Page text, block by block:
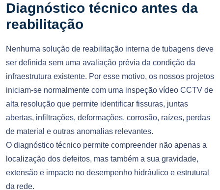
Diagnóstico técnico antes da
reabilitação
Nenhuma solução de reabilitação interna de tubagens deve
ser definida sem uma avaliação prévia da condição da
infraestrutura existente. Por esse motivo, os nossos projetos
iniciam-se normalmente com uma inspeção vídeo CCTV de
alta resolução que permite identificar fissuras, juntas
abertas, infiltrações, deformações, corrosão, raízes, perdas
de material e outras anomalias relevantes.
O diagnóstico técnico permite compreender não apenas a
localização dos defeitos, mas também a sua gravidade,
extensão e impacto no desempenho hidráulico e estrutural
da rede.